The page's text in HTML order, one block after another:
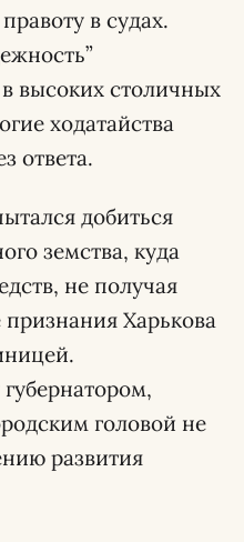
в судах.
высоких столичных
ходатайства
ответа.
добиться
земства, куда
не получая
Харькова
головой не
развития